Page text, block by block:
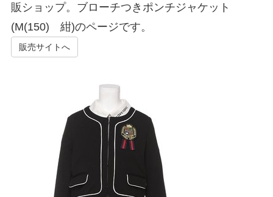
販ショップ。ブローチつきポンチジャケット
(M(150) 紺)のページです。
販売サイトへ